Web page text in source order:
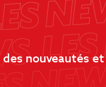
nouveautés